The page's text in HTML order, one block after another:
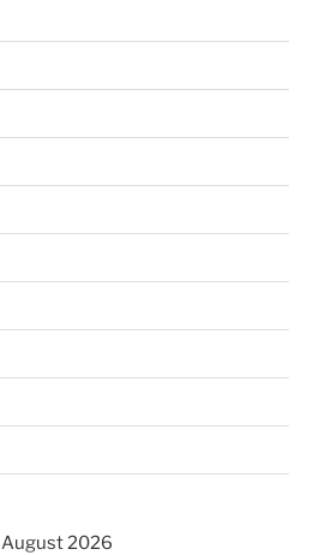
August 2026